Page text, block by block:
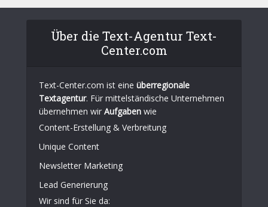
Über die Text-Agentur Text-
Center.com
Text-Center.com ist eine überregionale
Textagentur. Für mittelständische Unternehmen
übernehmen wir Aufgaben wie
Content-Erstellung & Verbreitung
Unique Content
Newsletter Marketing
Lead Generierung
Wir sind für Sie da: